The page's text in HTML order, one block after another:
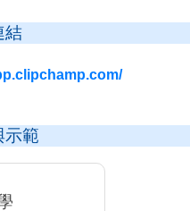
結
示範